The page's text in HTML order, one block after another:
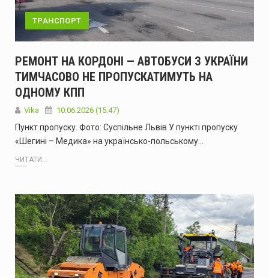
ТРАНСПОРТ
РЕМОНТ НА КОРДОНІ — АВТОБУСИ З УКРАЇНИ
ТИМЧАСОВО НЕ ПРОПУСКАТИМУТЬ НА
ОДНОМУ КПП
Vika 10.06.2026 (15:47)
Пункт пропуску. Фото: Суспільне Львів У пункті пропуску
«Шегині – Медика» на українсько-польському…
ЧИТАТИ...